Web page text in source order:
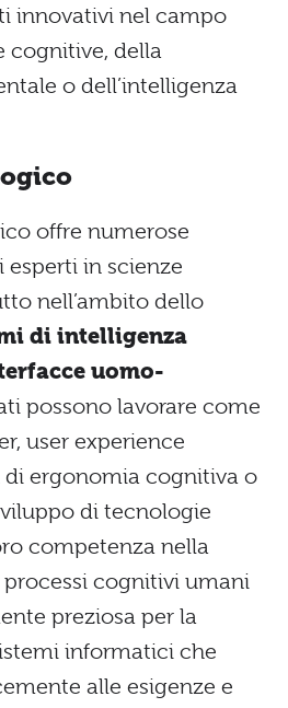
innovativi nel campo
cognitive, della
o dell’intelligenza
offre numerose
in scienze
nell’ambito dello
di intelligenza
uomo-
possono lavorare come
user experience
di ergonomia cognitiva o
di tecnologie
competenza nella
cognitivi umani
preziosa per la
informatici che
alle esigenze e